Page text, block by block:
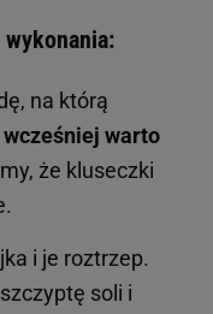
na którą
wcześniej warto
że kluseczki
i je roztrzep.
soli i